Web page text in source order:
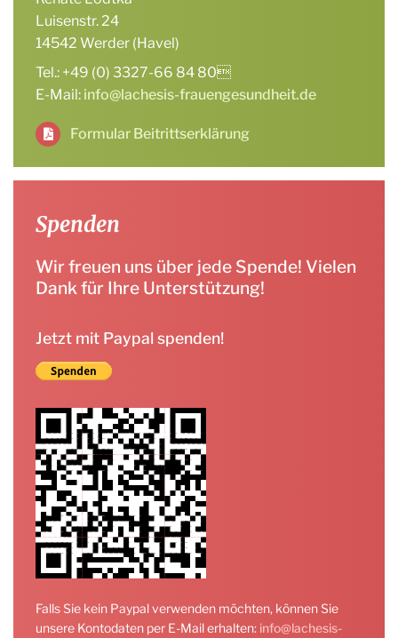
Luisenstr. 24
14542 Werder (Havel)
Tel.: +49 (0) 3327-66 84 80
E-Mail: info@lachesis-frauengesundheit.de
Formular Beitrittserklärung
Spenden
Wir freuen uns über jede Spende! Vielen
Dank für Ihre Unterstützung!
Jetzt mit Paypal spenden!
Falls Sie kein Paypal verwenden möchten, können Sie
unsere Kontodaten per E-Mail erhalten: info@lachesis-